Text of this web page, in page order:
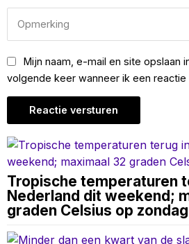
Mijn naam, e-mail en site opslaan
volgende keer wanneer ik een reactie
Tropische temperaturen
Nederland dit weekend;
graden Celsius op zondag